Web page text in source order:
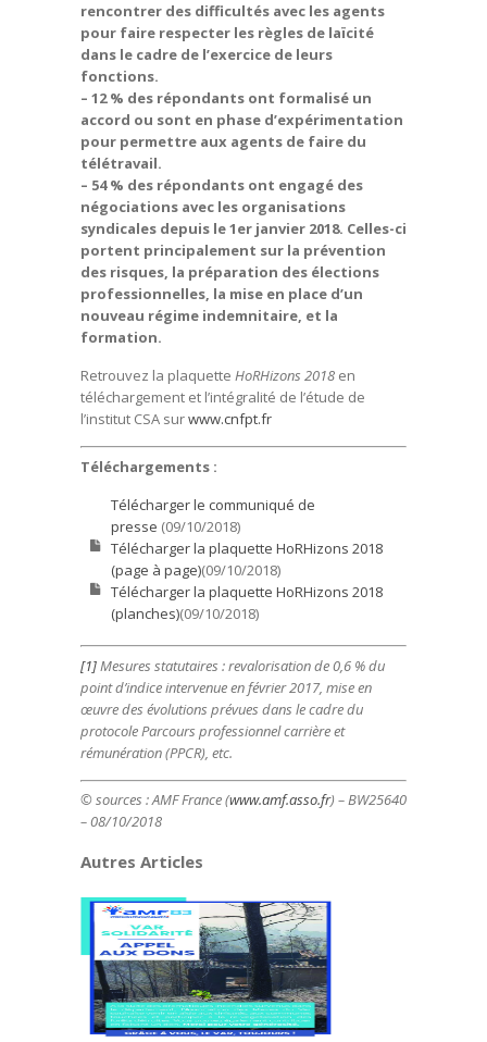
rencontrer des difficultés avec les agents
pour faire respecter les règles de laïcité
dans le cadre de l’exercice de leurs
fonctions.
– 12 % des répondants ont formalisé un
accord ou sont en phase d’expérimentation
pour permettre aux agents de faire du
télétravail.
– 54 % des répondants ont engagé des
négociations avec les organisations
syndicales depuis le 1er janvier 2018. Celles-ci
portent principalement sur la prévention
des risques, la préparation des élections
professionnelles, la mise en place d’un
nouveau régime indemnitaire, et la
formation.
Retrouvez la plaquette HoRHizons 2018 en
téléchargement et l’intégralité de l’étude de
l’institut CSA surwww.cnfpt.fr
Téléchargements :
Télécharger le communiqué de
presse (09/10/2018)
Télécharger la plaquette HoRHizons 2018
(page à page)(09/10/2018)
Télécharger la plaquette HoRHizons 2018
(planches)(09/10/2018)
[1] Mesures statutaires : revalorisation de 0,6 % du
point d’indice intervenue en février 2017, mise en
œuvre des évolutions prévues dans le cadre du
protocole Parcours professionnel carrière et
rémunération (PPCR), etc.
© sources : AMF France (www.amf.asso.fr) – BW25640
– 08/10/2018
Autres Articles